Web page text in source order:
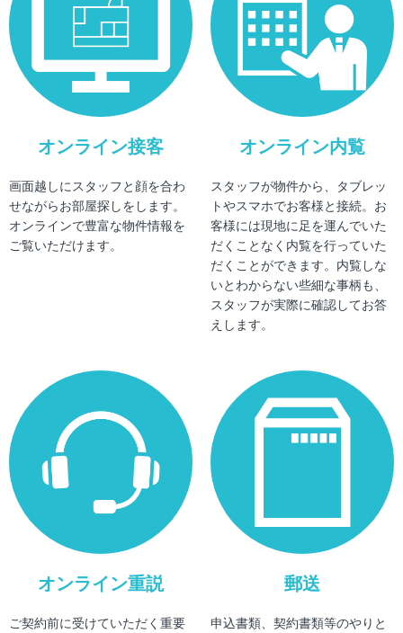
オンライン接客
画面越しにスタッフと顔を合わ
せながらお部屋探しをします。
オンラインで豊富な物件情報を
ご覧いただけます。
オンライン内覧
スタッフが物件から、タブレッ
トやスマホでお客様と接続。お
客様には現地に足を運んでいた
だくことなく内覧を行っていた
だくことができます。内覧しな
いとわからない些細な事柄も、
スタッフが実際に確認してお答
えします。
オンライン重説
ご契約前に受けていただく重要
郵送
申込書類、契約書類等のやりと